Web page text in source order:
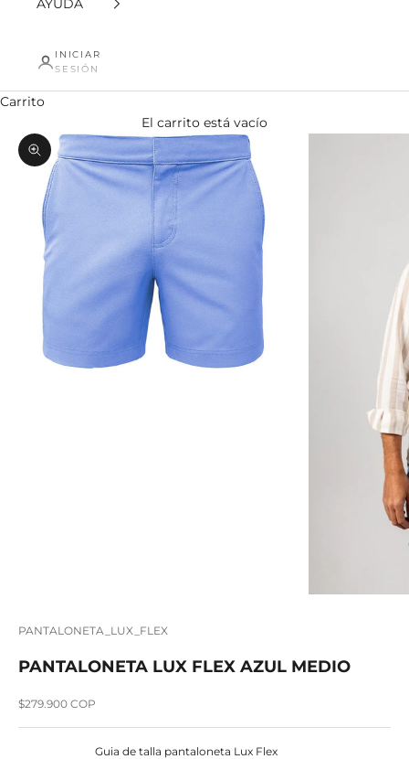
AYUDA
INICIAR
SESIÓN
Carrito
El carrito está vacío
Zoom
PANTALONETA_LUX_FLEX
PANTALONETA LUX FLEX AZUL MEDIO
Precio de oferta
$279.900 COP
Guia de talla pantaloneta Lux Flex